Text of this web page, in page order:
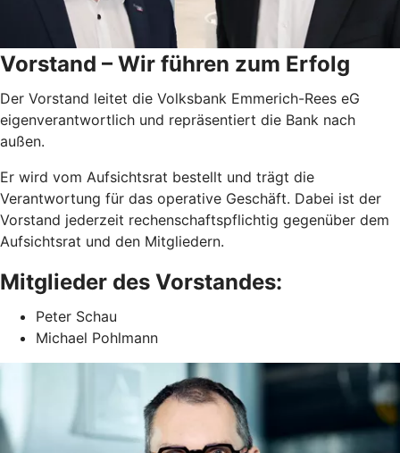
Vorstand – Wir führen zum Erfolg
Der Vorstand leitet die Volksbank Emmerich-Rees eG
eigenverantwortlich und repräsentiert die Bank nach
außen.
Er wird vom Aufsichtsrat bestellt und trägt die
Verantwortung für das operative Geschäft. Dabei ist der
Vorstand jederzeit rechenschaftspflichtig gegenüber dem
Aufsichtsrat und den Mitgliedern.
Mitglieder des Vorstandes:
Peter Schau
Michael Pohlmann